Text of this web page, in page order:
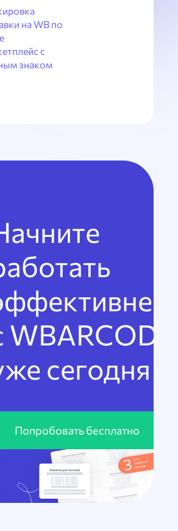
на WB по
с
знаком
WBARCODE
сегодня
Попробовать бесплатно